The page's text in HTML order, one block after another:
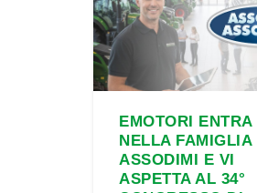
EMOTORI ENTRA
NELLA FAMIGLIA
ASSODIMI E VI
ASPETTA AL 34°